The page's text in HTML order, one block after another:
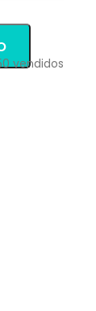
vendidos